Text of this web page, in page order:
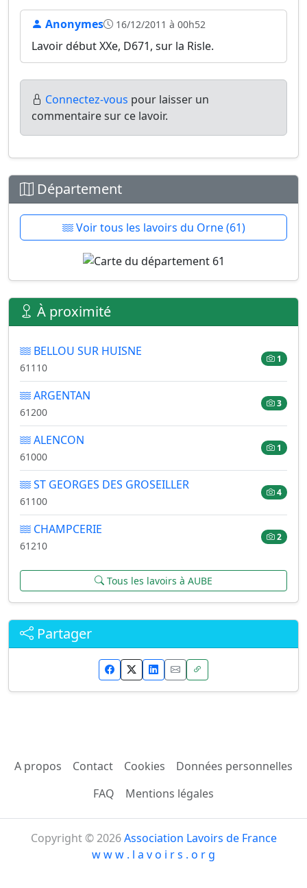
Anonymes 16/12/2011 à 00h52
Lavoir début XXe, D671, sur la Risle.
Connectez-vous pour laisser un
commentaire sur ce lavoir.
Département
Voir tous les lavoirs du Orne (61)
À proximité
BELLOU SUR HUISNE
61110
1
ARGENTAN
61200
3
ALENCON
61000
1
ST GEORGES DES GROSEILLER
61100
4
CHAMPCERIE
61210
2
Tous les lavoirs à AUBE
Partager
A propos Contact Cookies
Données personnelles
FAQ
Mentions légales
Copyright © 2026Association Lavoirs de France
w w w . l a v o i r s . o r g